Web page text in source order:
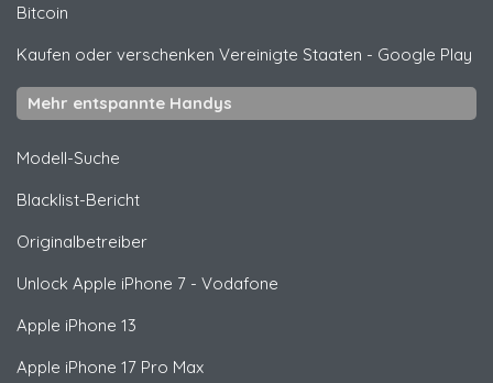
Bitcoin
Kaufen oder verschenken Vereinigte Staaten - Google Play
Mehr entspannte Handys
Modell-Suche
Blacklist-Bericht
Originalbetreiber
Unlock Apple iPhone 7 - Vodafone
Apple iPhone 13
Apple iPhone 17 Pro Max